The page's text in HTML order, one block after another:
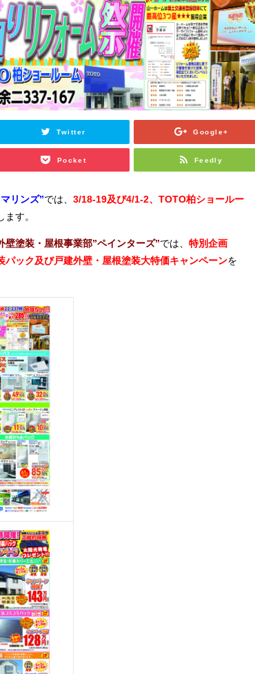
Twitter Google+
Pocket Feedly
マリンズ”では、 3/18-19及び4/1-2、TOTO柏ショールー
ます。
壁塗装・屋根事業部”ペインターズ”では、 特別企画
パック及び戸建外壁・屋根塗装大特価キャンペーンを